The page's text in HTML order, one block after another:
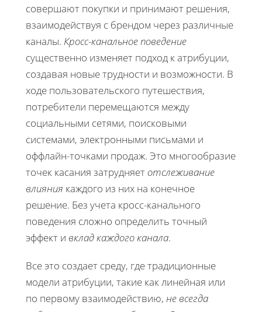
совершают покупки и принимают решения,
взаимодействуя с брендом через различные
каналы. Кросс-канальное поведение
существенно изменяет подход к атрибуции,
создавая новые трудности и возможности. В
ходе пользовательского путешествия,
потребители перемещаются между
социальными сетями, поисковыми
системами, электронными письмами и
оффлайн-точками продаж. Это многообразие
точек касания затрудняетотслеживание
влияния каждого из них на конечное
решение. Без учета кросс-канальнoго
поведения сложно определить точный
эффект и вклад каждого канала.
Все это создает среду, где традиционные
модели атрибуции, такие как линейная или
по первому взаимодействию, не всегда